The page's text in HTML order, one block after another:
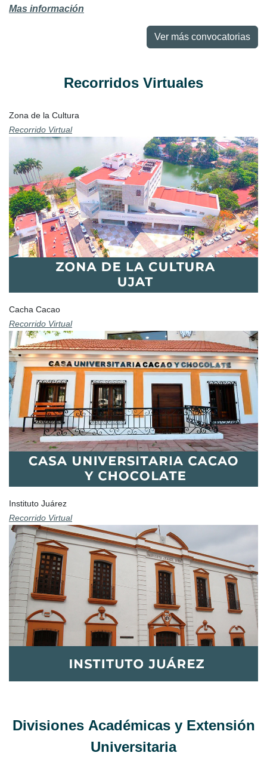
Mas información
Ver más convocatorias
Recorridos Virtuales
Zona de la Cultura
Recorrido Virtual
Cacha Cacao
Recorrido Virtual
Instituto Juárez
Recorrido Virtual
Divisiones Académicas​ y Extensión
Universitaria